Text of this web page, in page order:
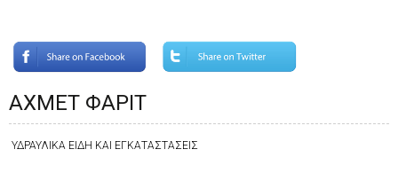
ΑΧΜΕΤ ΦΑΡΙΤ
ΥΔΡΑΥΛΙΚΑ ΕΙΔΗ ΚΑΙ ΕΓΚΑΤΑΣΤΑΣΕΙΣ